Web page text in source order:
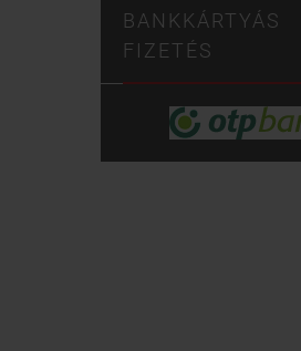
BANKKÁRTYÁS
FIZETÉS